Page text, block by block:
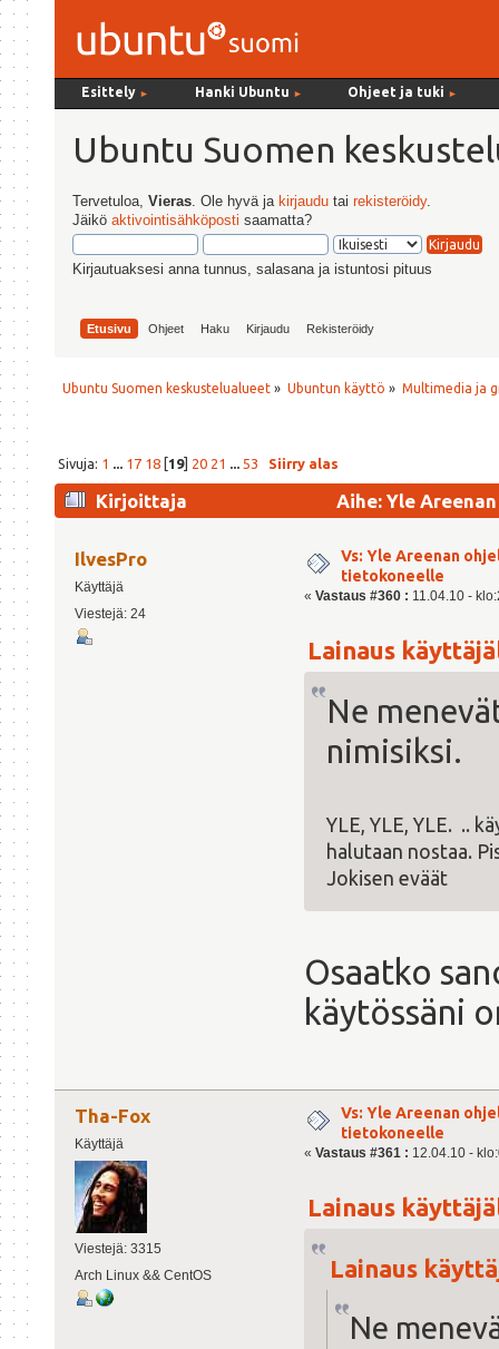
Esittely ► Hanki Ubuntu ► Ohjeet ja tuki ►
Ubuntu Suomen
Tervetuloa,Vieras . Ole hyvä ja kirjaudu tairekisteröidy.
Jäiköaktivointisähköposti saamatta?
Kirjautuaksesi anna tunnus, salasana ja istuntosi pituus
Etusivu Ohjeet Haku Kirjaudu Rekisteröidy
Ubuntu Suomen keskustelualueet » Ubuntun käyttö » Multimedia ja
Sivuja: 1 ... 17 18[19] 20 21 ... 53 Siirry alas
Kirjoittaja
Aihe: Yle
IlvesPro
Käyttäjä
Viestejä: 24
Vs: Yle Areenan
tietokoneelle
« Vastaus #360 : 11.04.10 -
Lainaus
Ne
nimisiksi.
YLE, YLE, YLE. ..
halutaan nostaa.
Jokisen eväät
Osaatko
käytössäni
Tha-Fox
Käyttäjä
Viestejä: 3315
Arch Linux && CentOS
Vs: Yle Areenan
tietokoneelle
« Vastaus #361 : 12.04.10 -
Lainaus
Lainaus
Ne